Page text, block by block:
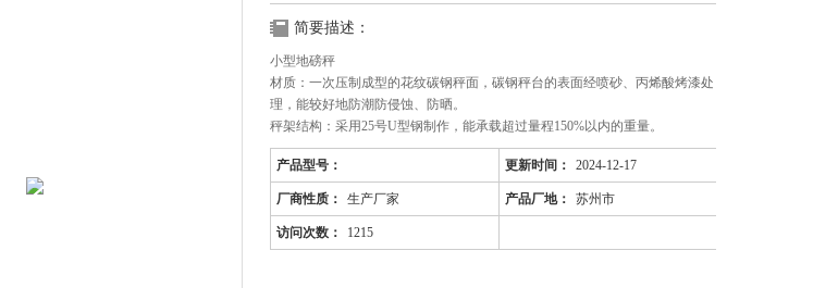
简要描述：
小型地磅秤
材质：一次压制成型的花纹碳钢秤面，碳钢秤台的表面经喷砂、丙烯酸烤漆处
理，能较好地防潮防侵蚀、防晒。
秤架结构：采用25号U型钢制作，能承载超过量程150%以内的重量。
产品型号： 更新时间： 2024-12-17
厂商性质： 生产厂家 产品厂地： 苏州市
访问次数： 1215